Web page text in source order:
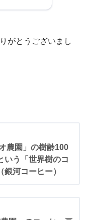
がとうございまし
農園」の樹齢100
いう「世界樹のコ
河コーヒー）